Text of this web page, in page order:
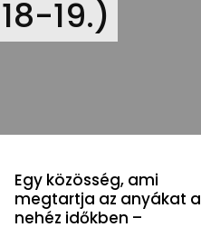
19.)
Egy közösség, ami
megtartja az anyákat a
nehéz időkben –